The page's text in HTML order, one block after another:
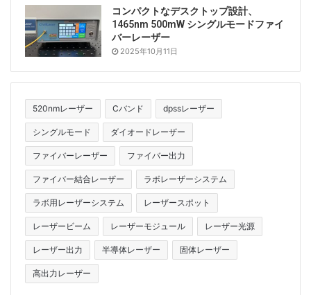
コンパクトなデスクトップ設計、
1465nm 500mW シングルモードファイ
バーレーザー
2025年10月11日
520nmレーザー Cバンド dpssレーザー
シングルモード ダイオードレーザー
ファイバーレーザー ファイバー出力
ファイバー結合レーザー ラボレーザーシステム
ラボ用レーザーシステム レーザースポット
レーザービーム レーザーモジュール レーザー光源
レーザー出力 半導体レーザー 固体レーザー
高出力レーザー